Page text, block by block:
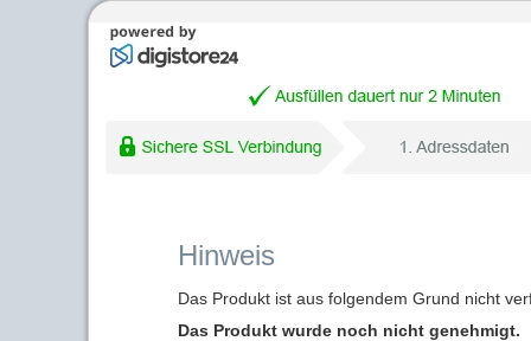
Hinweis
Das Produkt ist aus folgendem Grund nicht
Das Produkt wurde noch nicht genehmigt.